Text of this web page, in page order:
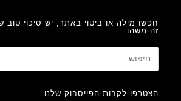
מילה או ביטוי באתר, יש סיכוי טוב שכבר
לקבות הפייסבוק שלנו